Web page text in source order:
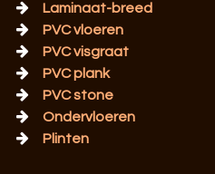
Laminaat-breed
PVC vloeren
PVC visgraat
PVC plank
PVC stone
Ondervloeren
Plinten